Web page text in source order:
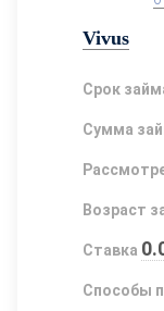
Vivus
Срок
Сумма
Возраст
Ставка
Способы